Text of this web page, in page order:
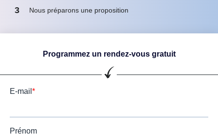
3 Nous préparons une proposition
Programmez un rendez-vous gratuit